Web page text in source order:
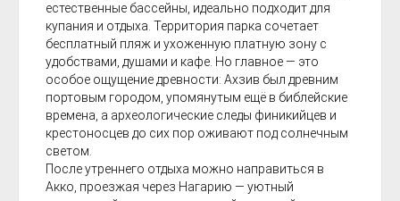
естественные бассейны, идеально подходит для
купания и отдыха. Территория парка сочетает
бесплатный пляж и ухоженную платную зону с
удобствами, душами и кафе. Но главное — это
особое ощущение древности: Ахзив был древним
портовым городом, упомянутым ещё в библейские
времена, а археологические следы финикийцев и
крестоносцев до сих пор оживают под солнечным
светом.
После утреннего отдыха можно направиться в
Акко, проезжая через Нагарию — уютный